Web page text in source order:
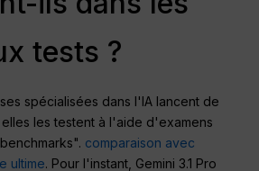
tests ?
spécialisées dans l'IA lancent de
les testent à l'aide d'examens
comparaison avec
ultime. Pour l'instant, Gemini 3.1 Pro